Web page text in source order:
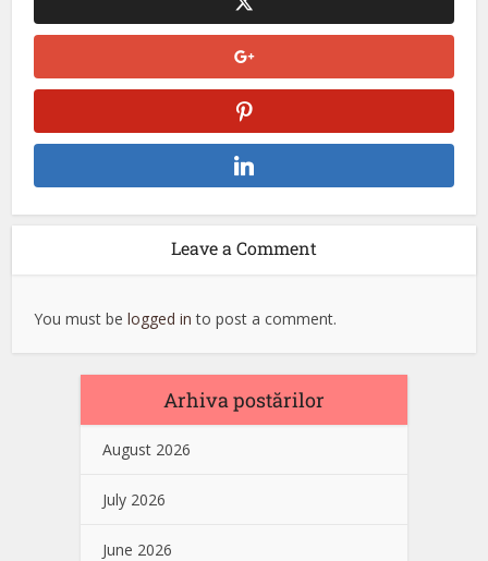
Leave a Comment
You must belogged in to post a comment.
Arhiva postărilor
August 2026
July 2026
June 2026